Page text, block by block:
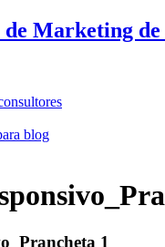
de Marketing de
blog
1